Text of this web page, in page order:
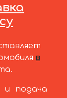
в
и подача